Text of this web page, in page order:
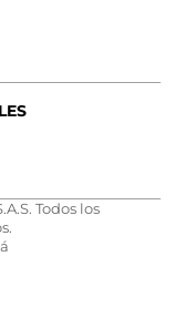
Todos los